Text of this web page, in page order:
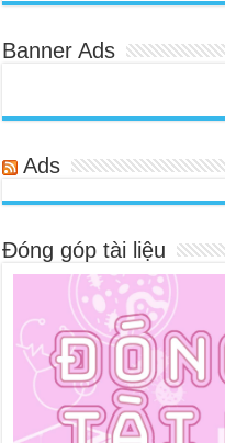
Banner Ads
Ads
Đóng góp tài liệu